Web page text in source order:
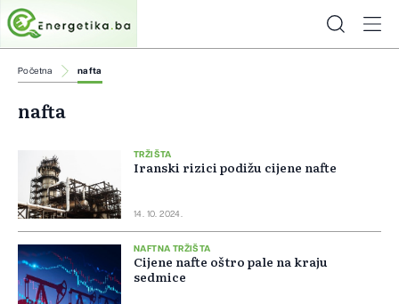
Početna nafta
nafta
TRŽIŠTA
Iranski rizici podižu cijene nafte
14. 10. 2024.
NAFTNA TRŽIŠTA
Cijene nafte oštro pale na kraju
sedmice